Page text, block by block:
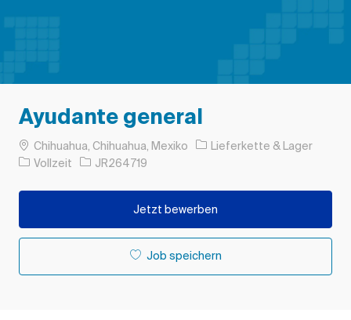
Ayudante general
OrtChihuahua, Chihuahua, Mexiko Kategorie
Lieferkette & Lager
Auftragstyp
Vollzeit Auftrags-ID
JR264719
Jetzt bewerben
Job speichern